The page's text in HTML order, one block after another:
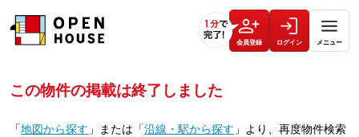
会員登録 ログイン メニュー
この物件の掲載は終了しました
「地図から探す 」 または 「沿線・駅から探す 」 より、再度物件検索